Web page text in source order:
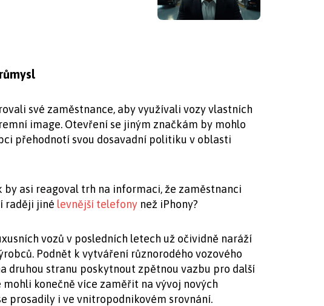
své zaměstnance, aby využívali vozy vlastních
image. Otevření se jiným značkám by mohlo
přehodnotí svou dosavadní politiku v oblasti
by asi reagoval trh na informaci, že zaměstnanci
raději jiné levnější telefony než iPhony?
vozů v posledních letech už očividně naráží
Podnět k vytváření různorodého vozového
druhou stranu poskytnout zpětnou vazbu pro další
konečně více zaměřit na vývoj nových
prosadily i ve vnitropodnikovém srovnání.